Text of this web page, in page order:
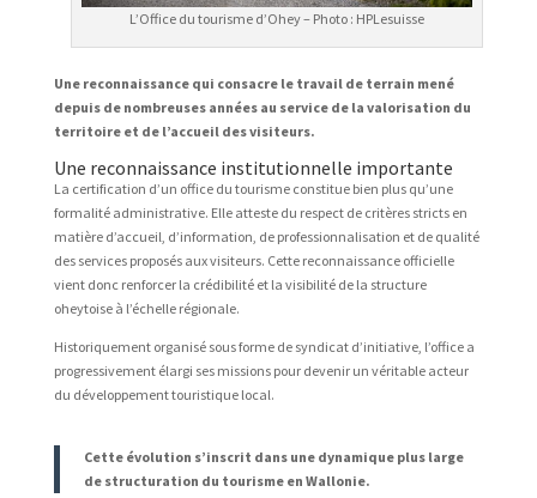
L’Office du tourisme d’Ohey – Photo : HPLesuisse
Une reconnaissance qui consacre le travail de terrain mené
depuis de nombreuses années au service de la valorisation du
territoire et de l’accueil des visiteurs.
Une reconnaissance institutionnelle importante
La certification d’un office du tourisme constitue bien plus qu’une
formalité administrative. Elle atteste du respect de critères stricts en
matière d’accueil, d’information, de professionnalisation et de qualité
des services proposés aux visiteurs. Cette reconnaissance officielle
vient donc renforcer la crédibilité et la visibilité de la structure
oheytoise à l’échelle régionale.
Historiquement organisé sous forme de syndicat d’initiative, l’office a
progressivement élargi ses missions pour devenir un véritable acteur
du développement touristique local.
Cette évolution s’inscrit dans une dynamique plus large
de structuration du tourisme en Wallonie.